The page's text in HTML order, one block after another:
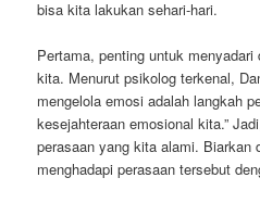
bisa kita lakukan sehari-hari.
Pertama, penting untuk menyadari
kita. Menurut psikolog terkenal,
mengelola emosi adalah langkah
kesejahteraan emosional kita.”
perasaan yang kita alami. Biarkan
menghadapi perasaan tersebut